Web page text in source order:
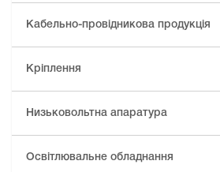
Кабельно-провідникова продукція
Кріплення
Низьковольтна апаратура
Освітлювальне обладнання